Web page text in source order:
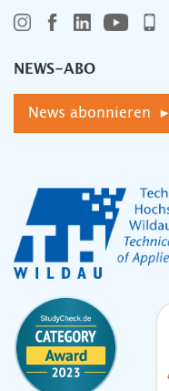
NEWS-ABO
News abonnieren ▸